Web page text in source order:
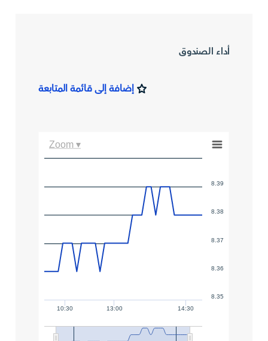
أداء الصندوق
إضافة إلى قائمة المتابعة
10:30 13:00 14:30
8.36
8.37
8.38
8.39
8.35
Zoom ▾